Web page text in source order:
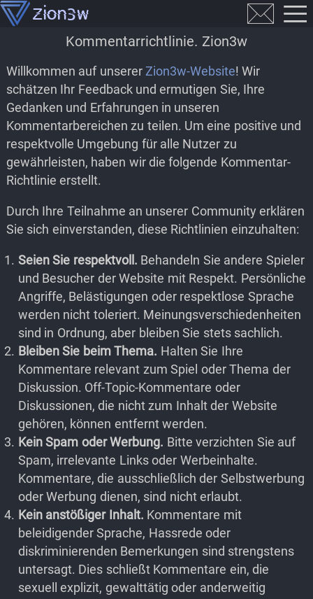
Kommentarrichtlinie. Zion3w
Willkommen auf unsererZion3w-Website! Wir
schätzen Ihr Feedback und ermutigen Sie, Ihre
Gedanken und Erfahrungen in unseren
Kommentarbereichen zu teilen. Um eine positive und
respektvolle Umgebung für alle Nutzer zu
gewährleisten, haben wir die folgende Kommentar-
Richtlinie erstellt.
Durch Ihre Teilnahme an unserer Community erklären
Sie sich einverstanden, diese Richtlinien einzuhalten:
Seien Sie respektvoll. Behandeln Sie andere Spieler
und Besucher der Website mit Respekt. Persönliche
Angriffe, Belästigungen oder respektlose Sprache
werden nicht toleriert. Meinungsverschiedenheiten
sind in Ordnung, aber bleiben Sie stets sachlich.
Bleiben Sie beim Thema. Halten Sie Ihre
Kommentare relevant zum Spiel oder Thema der
Diskussion. Off-Topic-Kommentare oder
Diskussionen, die nicht zum Inhalt der Website
gehören, können entfernt werden.
Kein Spam oder Werbung. Bitte verzichten Sie auf
Spam, irrelevante Links oder Werbeinhalte.
Kommentare, die ausschließlich der Selbstwerbung
oder Werbung dienen, sind nicht erlaubt.
Kein anstößiger Inhalt. Kommentare mit
beleidigender Sprache, Hassrede oder
diskriminierenden Bemerkungen sind strengstens
untersagt. Dies schließt Kommentare ein, die
sexuell explizit, gewalttätig oder anderweitig